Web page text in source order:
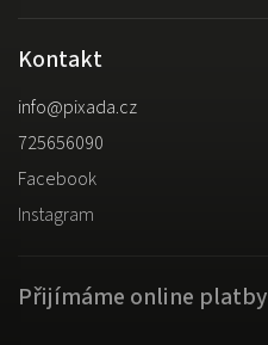
Kontakt
info@pixada.cz
725656090
Facebook
Instagram
Přijímáme online platby